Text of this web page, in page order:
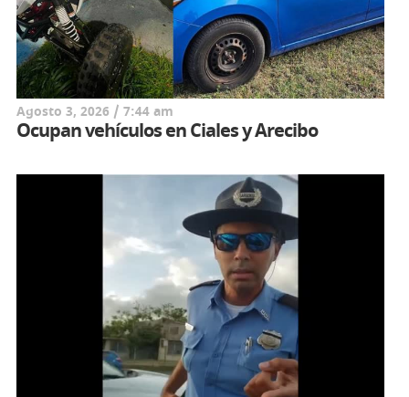
Agosto 3, 2026 / 7:44 am
Ocupan vehículos en Ciales y Arecibo